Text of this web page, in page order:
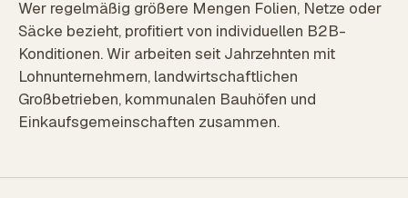
Wer regelmäßig größere Mengen Folien, Netze oder
Säcke bezieht, profitiert von individuellen B2B-
Konditionen. Wir arbeiten seit Jahrzehnten mit
Lohnunternehmern, landwirtschaftlichen
Großbetrieben, kommunalen Bauhöfen und
Einkaufsgemeinschaften zusammen.